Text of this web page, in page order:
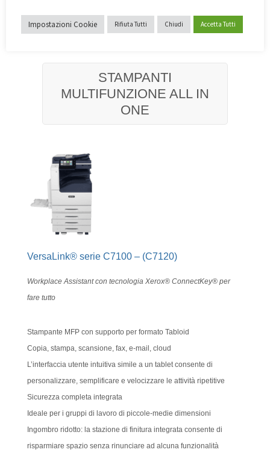
navigation
STAMPANTI
MULTIFUNZIONE ALL IN
ONE
VersaLink® serie C7100 – (C7120)
Workplace Assistant con tecnologia Xerox® ConnectKey® per
fare tutto
Stampante MFP con supporto per formato Tabloid
Copia, stampa, scansione, fax, e-mail, cloud
L’interfaccia utente intuitiva simile a un tablet consente di
personalizzare, semplificare e velocizzare le attività ripetitive
Sicurezza completa integrata
Ideale per i gruppi di lavoro di piccole-medie dimensioni
Ingombro ridotto: la stazione di finitura integrata consente di
risparmiare spazio senza rinunciare ad alcuna funzionalità
Impostazioni Cookie Rifiuta Tutti Chiudi Accetta Tutti